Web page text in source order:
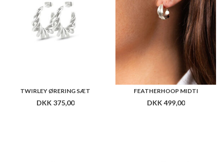
TWIRLEY ØRERING SÆT
DKK 375,00
FEATHERHOOP MIDTI
DKK 499,00